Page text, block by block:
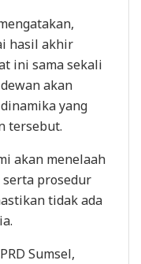
hasil akhir
ini sama sekali
akan
yang
tersebut.
akan menelaah
prosedur
tidak ada
Sumsel,